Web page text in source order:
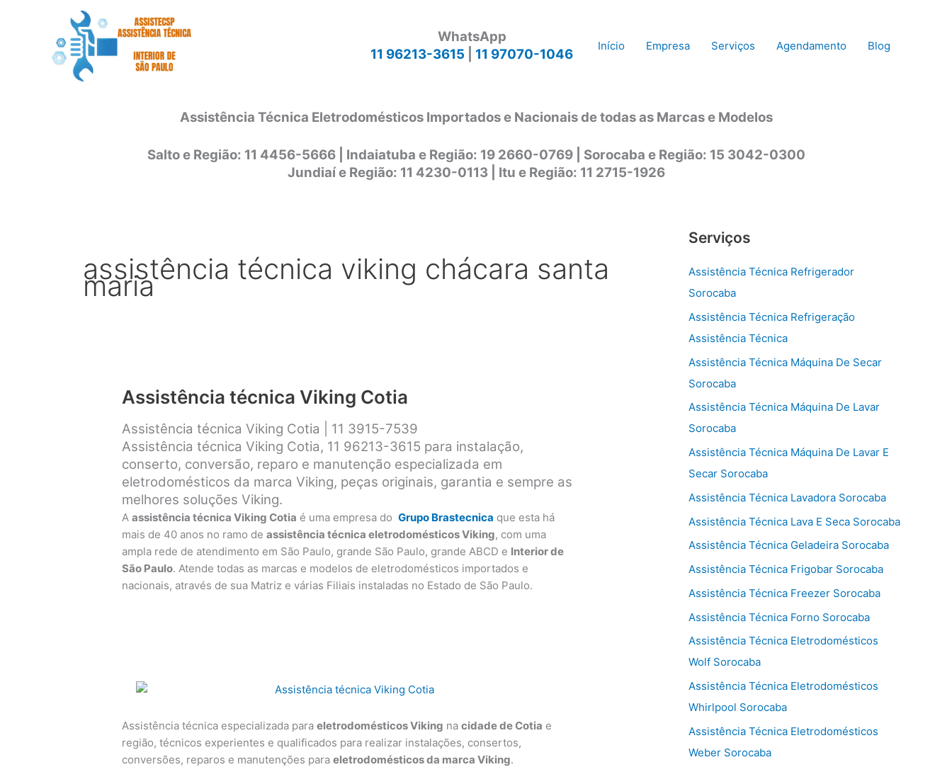
WhatsApp
11 96213-3615
11 97070-1046
Início Empresa Serviços Agendamento Blog
Assistência Técnica Eletrodomésticos Importados e Nacionais de todas as Marcas e Modelos
Salto e Região: 11 4456-5666 | Indaiatuba e Região: 19 2660-0769 | Sorocaba e Região: 15 3042-0300
Jundiaí e Região: 11 4230-0113 | Itu e Região: 11 2715-1926
assistência técnica viking chácara santa
maria
Assistência técnica Viking Cotia
Assistência técnica Viking Cotia | 11 3915-7539
Assistência técnica Viking Cotia, 11 96213-3615 para instalação,
conserto, conversão, reparo e manutenção especializada em
eletrodomésticos da marca Viking, peças originais, garantia e sempre as
melhores soluções Viking.
Aassistência técnica Viking Cotia é uma empresa doGrupo Brastecnica que esta há
mais de 40 anos no ramo deassistência técnica eletrodomésticos Viking, com uma
ampla rede de atendimento em São Paulo, grande São Paulo, grande ABCD e Interior de
São Paulo. Atende todas as marcas e modelos de eletrodomésticos importados e
nacionais, através de sua Matriz e várias Filiais instaladas no Estado de São Paulo.
Assistência técnica especializada paraeletrodomésticos Viking nacidade de Cotia e
região, técnicos experientes e qualificados para realizar instalações, consertos,
conversões, reparos e manutenções paraeletrodomésticos da marca Viking.
Serviços
Assistência Técnica Refrigerador
Sorocaba
Assistência Técnica Refrigeração
Assistência Técnica
Assistência Técnica Máquina De Secar
Sorocaba
Assistência Técnica Máquina De Lavar
Sorocaba
Assistência Técnica Máquina De Lavar E
Secar Sorocaba
Assistência Técnica Lavadora Sorocaba
Assistência Técnica Lava E Seca Sorocaba
Assistência Técnica Geladeira Sorocaba
Assistência Técnica Frigobar Sorocaba
Assistência Técnica Freezer Sorocaba
Assistência Técnica Forno Sorocaba
Assistência Técnica Eletrodomésticos
Wolf Sorocaba
Assistência Técnica Eletrodomésticos
Whirlpool Sorocaba
Assistência Técnica Eletrodomésticos
Weber Sorocaba